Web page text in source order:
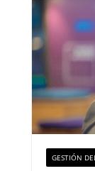
GESTIÓN